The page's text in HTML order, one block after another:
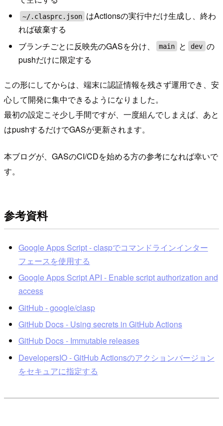
~/.clasprc.json はActionsの実行中だけ生成し、終わ
れば破棄する
ブランチごとに反映先のGASを分け、
main と dev の
pushだけに限定する
この形にしてからは、端末に認証情報を残さず運用でき、安
心して開発に集中できるようになりました。
最初の設定こそ少し手間ですが、一度組んでしまえば、あと
はpushするだけでGASが更新されます。
本ブログが、GASのCI/CDを始める方の参考になれば幸いで
す。
参考資料
Google Apps Script - claspでコマンドラインインター
フェースを使用する
Google Apps Script API - Enable script authorization and
access
GitHub - google/clasp
GitHub Docs - Using secrets in GitHub Actions
GitHub Docs - Immutable releases
DevelopersIO - GitHub Actionsのアクションバージョン
をセキュアに指定する